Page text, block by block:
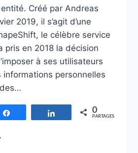
Créé par Andreas
2019, il s’agit d’une
le célèbre service
pris en 2018 la décision
à ses utilisateurs
informations personnelles
Partagez 0
PARTAGES